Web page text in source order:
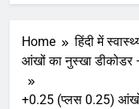
Home
हिंदी में
आंखों का नुस्खा
+0.25 (प्लस 0.25)